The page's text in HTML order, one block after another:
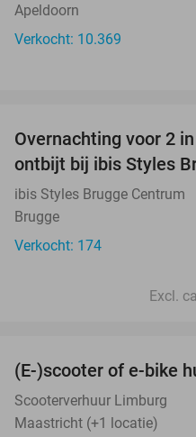
Apeldoorn
Verkocht: 10.369
Overnachting voor 2
ontbijt bij ibis Styles
ibis Styles Brugge Centrum
Brugge
Verkocht: 174
Excl.
(E-)scooter of e-bike
Scooterverhuur Limburg
Maastricht (+1 locatie)